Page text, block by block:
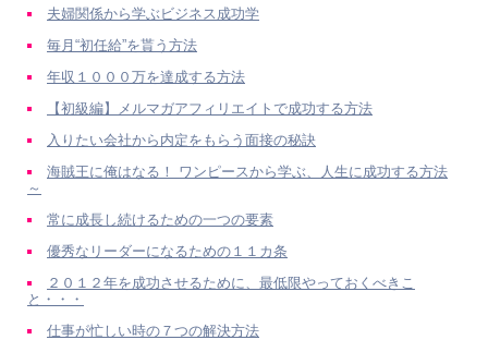
夫婦関係から学ぶビジネス成功学
毎月“初任給”を貰う方法
年収１０００万を達成する方法
【初級編】メルマガアフィリエイトで成功する方法
入りたい会社から内定をもらう面接の秘訣
海賊王に俺はなる！ ワンピースから学ぶ、人生に成功する方法
～
常に成長し続けるための一つの要素
優秀なリーダーになるための１１カ条
２０１２年を成功させるために、最低限やっておくべきこ
と・・・
仕事が忙しい時の７つの解決方法